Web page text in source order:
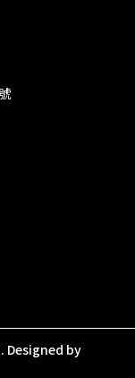
Designed by